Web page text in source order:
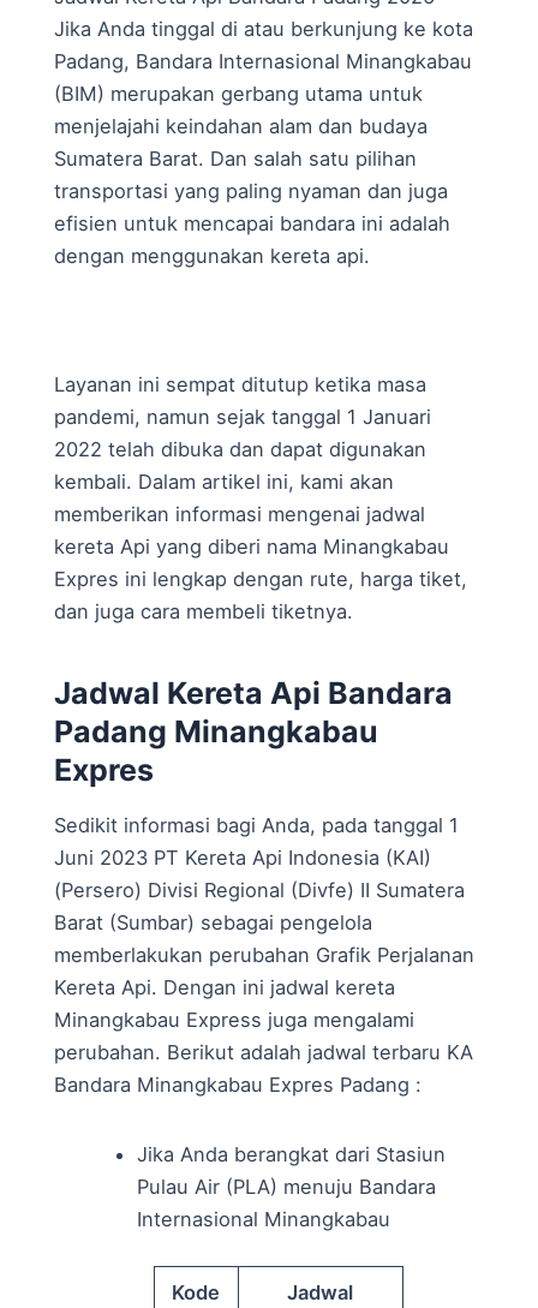
Jika Anda tinggal di atau berkunjung ke kota
Padang, Bandara Internasional Minangkabau
(BIM) merupakan gerbang utama untuk
menjelajahi keindahan alam dan budaya
Sumatera Barat. Dan salah satu pilihan
transportasi yang paling nyaman dan juga
efisien untuk mencapai bandara ini adalah
dengan menggunakan kereta api.
Layanan ini sempat ditutup ketika masa
pandemi, namun sejak tanggal 1 Januari
2022 telah dibuka dan dapat digunakan
kembali. Dalam artikel ini, kami akan
memberikan informasi mengenai jadwal
kereta Api yang diberi nama Minangkabau
Expres ini lengkap dengan rute, harga tiket,
dan juga cara membeli tiketnya.
Jadwal Kereta Api Bandara
Padang Minangkabau
Expres
Sedikit informasi bagi Anda, pada tanggal 1
Juni 2023 PT Kereta Api Indonesia (KAI)
(Persero) Divisi Regional (Divfe) II Sumatera
Barat (Sumbar) sebagai pengelola
memberlakukan perubahan Grafik Perjalanan
Kereta Api. Dengan ini jadwal kereta
Minangkabau Express juga mengalami
perubahan. Berikut adalah jadwal terbaru KA
Bandara Minangkabau Expres Padang :
Jika Anda berangkat dari Stasiun
Pulau Air (PLA) menuju Bandara
Internasional Minangkabau
Kode
Jadwal